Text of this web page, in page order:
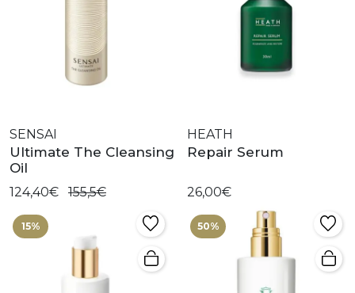
SENSAI
Ultimate The Cleansing
Oil
124,40€ 155,5€
HEATH
Repair Serum
26,00€
15% 50%